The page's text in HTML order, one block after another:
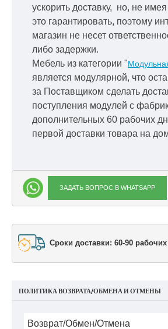
ускорить доставку, но, не
это гарантировать, поэтому
магазин не несет
либо задержки.
Мебель из категории "
является модулярной, что
за Поставщиком сделать
поступления модулей с
дополнительных 60 рабочих
первой доставки товара на
ЗАДАТЬ ВОПРОС В WHATSAPP
Сроки доставки: 60-90
ПОЛИТИКА ВОЗВРАТА/ОБМЕНА И ОТМЕНЫ
Возврат/Обмен/Отмена